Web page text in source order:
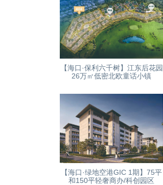
【海口·保利六千树】江东后花园
26万㎡低密北欧童话小镇
【海口·绿地空港GIC 1期】75平
和150平轻奢商办/科创园区